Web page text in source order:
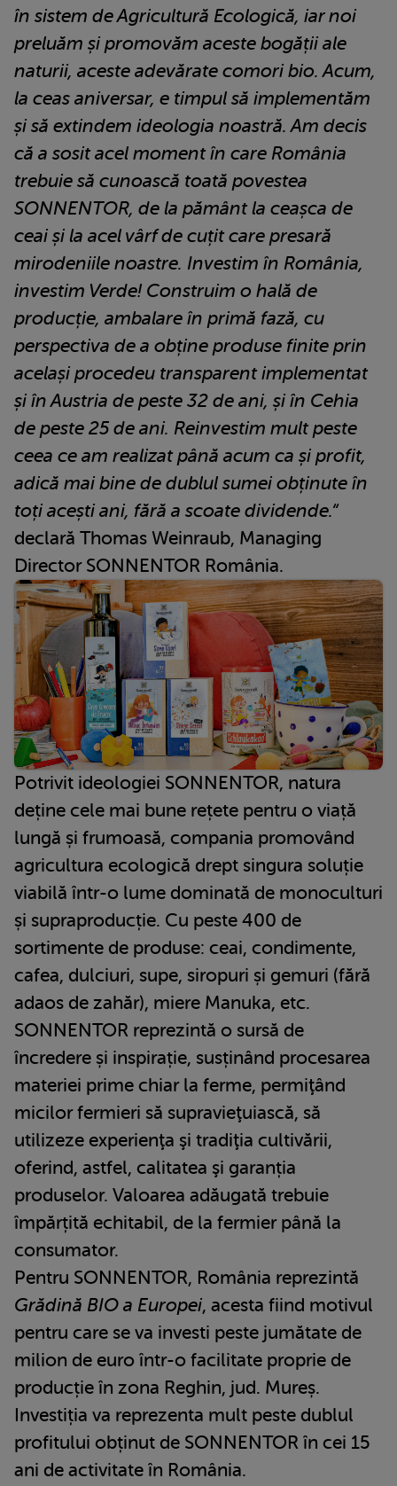
în sistem de Agricultură Ecologică, iar noi
preluăm și promovăm aceste bogății ale
naturii, aceste adevărate comori bio. Acum,
la ceas aniversar, e timpul să implementăm
și să extindem ideologia noastră. Am decis
că a sosit acel moment în care România
trebuie să cunoască toată povestea
SONNENTOR, de la pământ la ceașca de
ceai și la acel vârf de cuțit care presară
mirodeniile noastre. Investim în România,
investim Verde! Construim o hală de
producție, ambalare în primă fază, cu
perspectiva de a obține produse finite prin
același procedeu transparent implementat
și în Austria de peste 32 de ani, și în Cehia
de peste 25 de ani. Reinvestim mult peste
ceea ce am realizat până acum ca și profit,
adică mai bine de dublul sumei obținute în
toți acești ani, fără a scoate dividende.“
declară Thomas Weinraub, Managing
Director SONNENTOR România.
Potrivit ideologiei SONNENTOR, natura
deține cele mai bune rețete pentru o viață
lungă și frumoasă, compania promovând
agricultura ecologică drept singura soluție
viabilă într-o lume dominată de monoculturi
și supraproducție. Cu peste 400 de
sortimente de produse: ceai, condimente,
cafea, dulciuri, supe, siropuri și gemuri (fără
adaos de zahăr), miere Manuka, etc.
SONNENTOR reprezintă o sursă de
încredere și inspirație, susținând procesarea
materiei prime chiar la ferme, permiţând
micilor fermieri să supravieţuiască, să
utilizeze experienţa şi tradiţia cultivării,
oferind, astfel, calitatea şi garanția
produselor. Valoarea adăugată trebuie
împărțită echitabil, de la fermier până la
consumator.
Pentru SONNENTOR, România reprezintă
Grădină BIO a Europei, acesta fiind motivul
pentru care se va investi peste jumătate de
milion de euro într-o facilitate proprie de
producție în zona Reghin, jud. Mureș.
Investiția va reprezenta mult peste dublul
profitului obținut de SONNENTOR în cei 15
ani de activitate în România.